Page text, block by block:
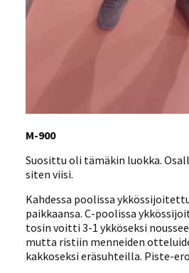
M-900
Suosittu oli tämäkin luokka.
siten viisi.
Kahdessa poolissa
paikkaansa. C-poolissa
tosin voitti 3-1 ykköseksi
mutta ristiin menneiden
kakkoseksi eräsuhteilla. Piste-